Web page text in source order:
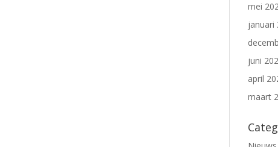
mei
januari
juni
april
maart